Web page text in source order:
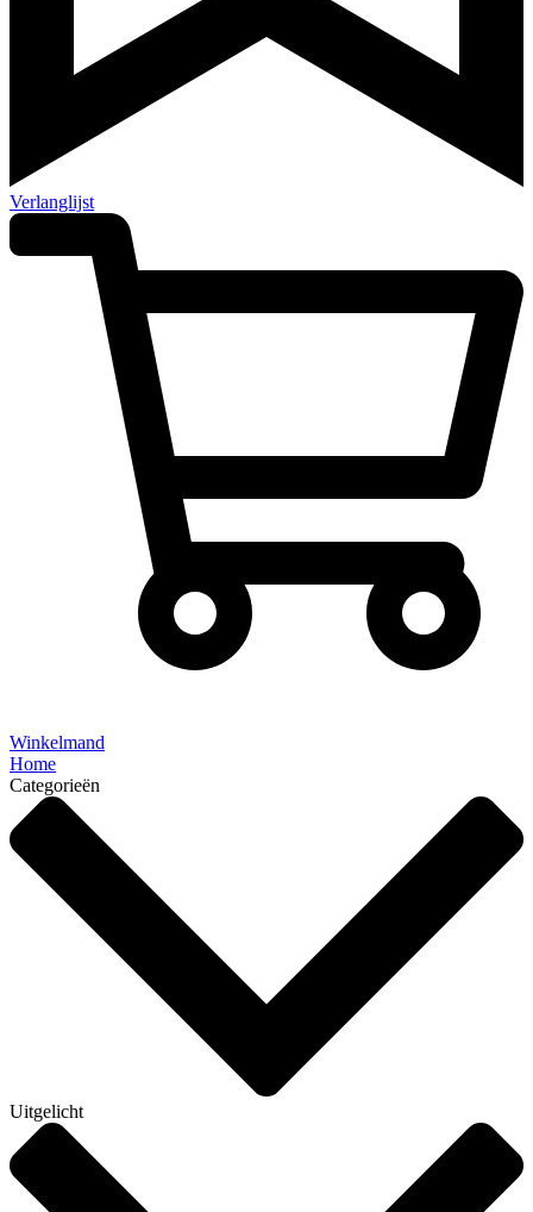
Verlanglijst
Winkelmand
Home
Categorieën
Uitgelicht